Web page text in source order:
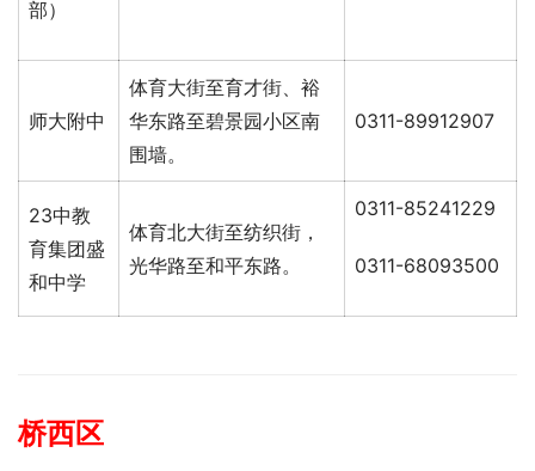
部）
师大附中
体育大街至育才街、裕
华东路至碧景园小区南
围墙。
0311-89912907
23中教
育集团盛
和中学
体育北大街至纺织街，
光华路至和平东路。
0311-85241229
0311-68093500
桥西区